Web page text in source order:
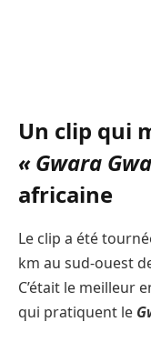
Un clip qui
« Gwara
africaine
Le clip a été
km au sud-ouest
C’était le meilleur
qui pratiquent le